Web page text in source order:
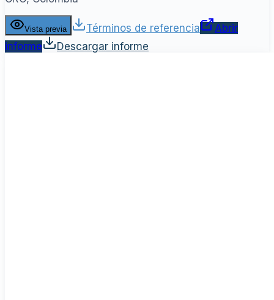
Vista previa Términos de referencia
Abrir
informe
Descargar informe